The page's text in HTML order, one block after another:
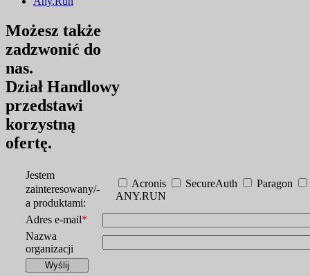
Możesz także
zadzwonić do
nas.
Dział Handlowy
przedstawi
korzystną
ofertę.
Jestem
zainteresowany/-
a produktami:
Acronis SecureAuth
Paragon
ANY.RUN
Adres e-mail*
Nazwa
organizacji